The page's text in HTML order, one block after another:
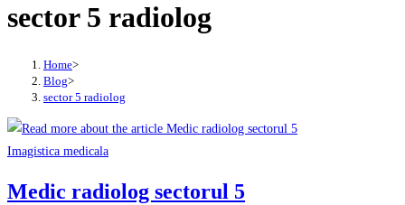
sector 5 radiolog
Home>
Blog>
sector 5 radiolog
Imagistica medicala
Medic radiolog sectorul 5